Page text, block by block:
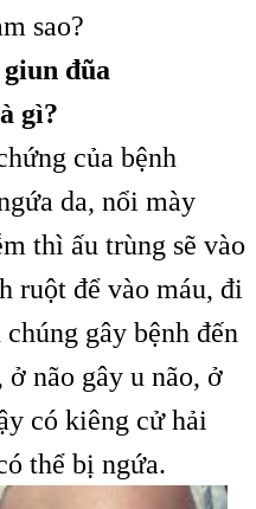
sao?
đũa
gì?
của bệnh
da, nổi mày
thì ấu trùng sẽ vào
ruột để vào máu, đi
gây bệnh đến
não gây u não, ở
có kiêng cử hải
thể bị ngứa.